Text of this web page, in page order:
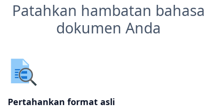
Patahkan hambatan bahasa
dokumen Anda
Pertahankan format asli